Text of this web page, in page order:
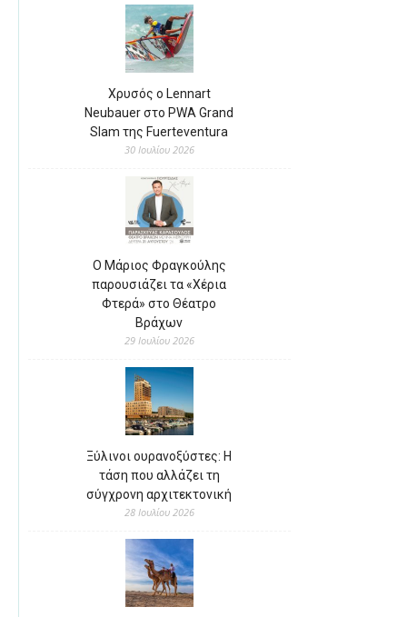
Χρυσός ο Lennart
Neubauer στο PWA Grand
Slam της Fuerteventura
30 Ιουλίου 2026
Ο Μάριος Φραγκούλης
παρουσιάζει τα «Χέρια
Φτερά» στο Θέατρο
Βράχων
29 Ιουλίου 2026
Ξύλινοι ουρανοξύστες: Η
τάση που αλλάζει τη
σύγχρονη αρχιτεκτονική
28 Ιουλίου 2026